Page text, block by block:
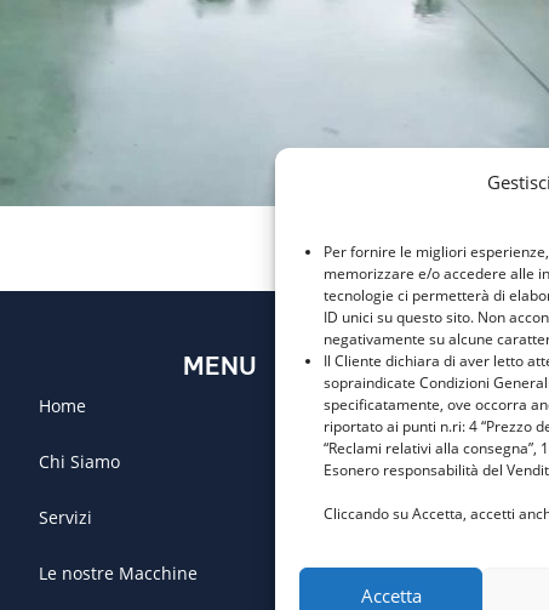
Per fornire le migliori
memorizzare e/o accedere alle
tecnologie ci permetterà di
ID unici su questo sito. Non
negativamente su alcune
Il Cliente dichiara di aver letto
sopraindicate Condizioni
specificatamente, ove occorra
riportato ai punti n.ri: 4 “Prezzo
“Reclami relativi alla consegna”,
Esonero responsabilità del
Cliccando su Accetta, accetti
Accetta
MENU
Home
Chi Siamo
Servizi
Le nostre Macchine